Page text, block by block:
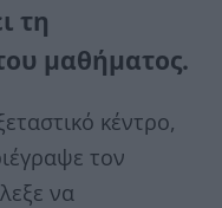
τη
μαθήματος.
κέντρο,
τον
να